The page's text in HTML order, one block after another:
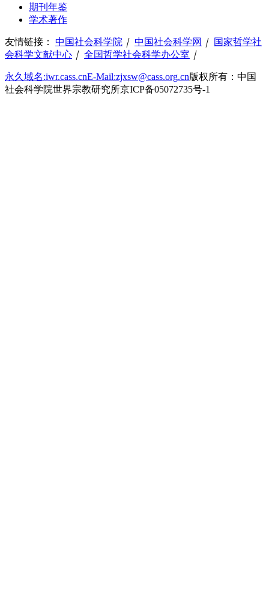
期刊年鉴
学术著作
友情链接： 中国社会科学院 ｜ 中国社会科学网 ｜ 国家哲学社
会科学文献中心 ｜ 全国哲学社会科学办公室 ｜
永久域名:iwr.cass.cnE-Mail:zjxsw@cass.org.cn版权所有：中国
社会科学院世界宗教研究所京ICP备05072735号-1